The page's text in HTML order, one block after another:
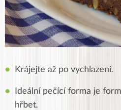
Krájejte až po vychlazení.
Ideální pečící forma je
hřbet.